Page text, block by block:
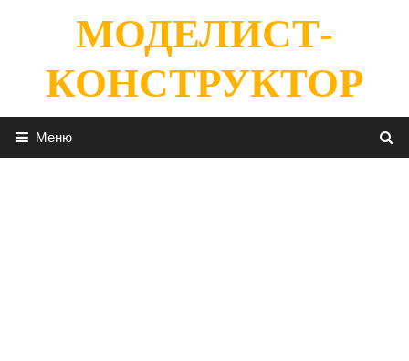
содержимомуМОДЕЛИСТ-
КОНСТРУКТОР
Меню